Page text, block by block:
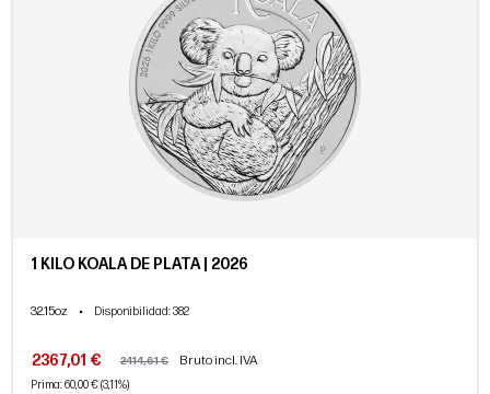
1 KILO KOALA DE PLATA | 2026
32.15oz • Disponibilidad: 382
2367,01 € 2414,61 € Bruto incl. IVA
Prima: 60,00 € (3,11%)